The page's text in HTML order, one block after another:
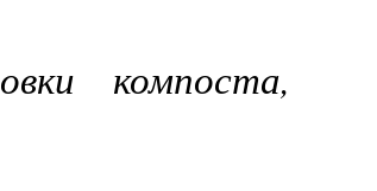
компоста,